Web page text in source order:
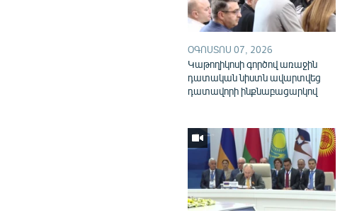
ՕԳՈՍՏՈՍ 07, 2026
Կաթողիկոսի գործով առաջին
դատական նիստն ավարտվեց
դատավորի ինքնաբացարկով